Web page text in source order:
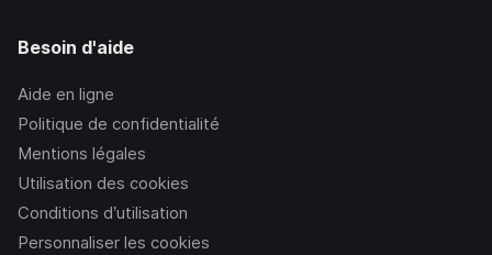
Besoin d'aide
Aide en ligne
Politique de confidentialité
Mentions légales
Utilisation des cookies
Conditions d’utilisation
Personnaliser les cookies